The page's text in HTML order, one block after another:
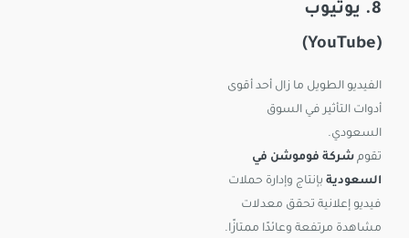
8. يوتيوب
(YouTube)
الفيديو الطويل ما زال أحد أقوى
أدوات التأثير في السوق
السعودي.
تقوم شركة فوموشن في
السعودية بإنتاج وإدارة حملات
فيديو إعلانية تحقق معدلات
مشاهدة مرتفعة وعائدًا ممتازًا.